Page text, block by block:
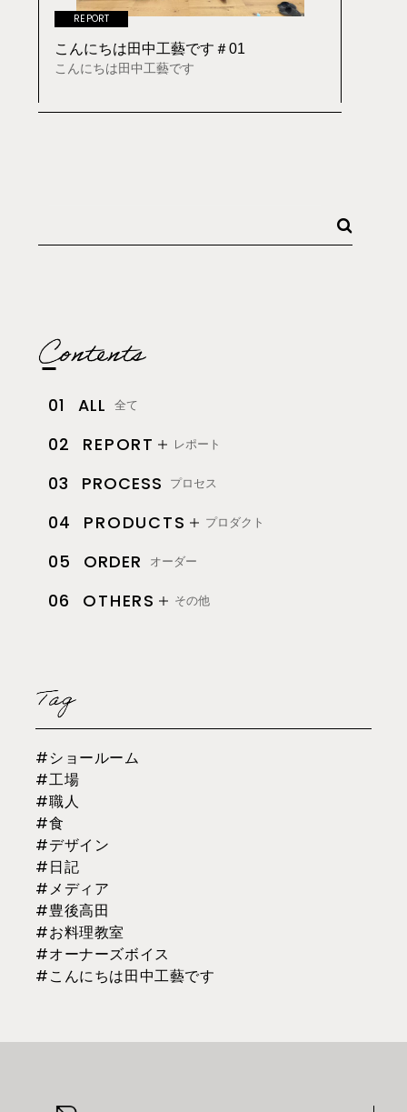
REPORT
こんにちは田中工藝です＃01
こんにちは田中工藝です
01 ALL 全て
02 REPORT レポート
03 PROCESS プロセス
04 PRODUCTS プロダクト
05 ORDER オーダー
06 OTHERS その他
#ショールーム
#工場
#職人
#食
#デザイン
#日記
#メディア
#豊後高田
#お料理教室
#オーナーズボイス
#こんにちは田中工藝です